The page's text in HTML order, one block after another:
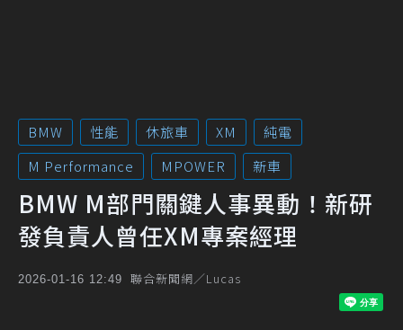
BMW 性能 休旅車 XM
純電
M Performance
MPOWER 新車
BMW M部門關鍵人事異動！新研
發負責人曾任XM專案經理
2026-01-16 12:49 聯合新聞網／Lucas